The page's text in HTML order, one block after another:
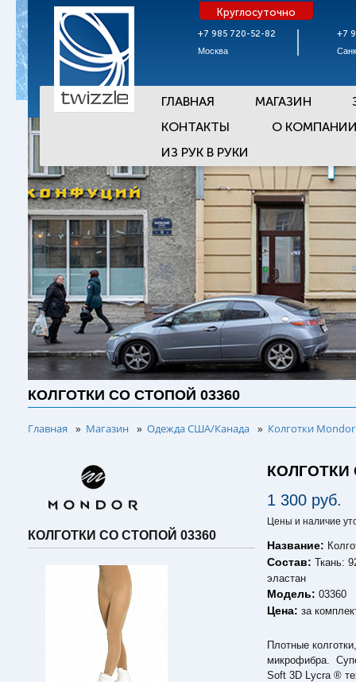
+7 985 720-52-82
Москва
Круглосуточно
+7
ГЛАВНАЯ МАГАЗИН
КОНТАКТЫ
О
ИЗ РУК В РУКИ
КОЛГОТКИ СО СТОПОЙ 03360
Главная » Магазин » Одежда США/Канада » Колготки
КОЛГОТКИ СО СТОПОЙ 03360
КОЛГОТКИ
1 300 руб.
Цены и наличие
Название:
Состав:Ткань:
эластан
Модель:03360
Цена:за
Плотные
микрофибра.
Soft 3D Lycra ®